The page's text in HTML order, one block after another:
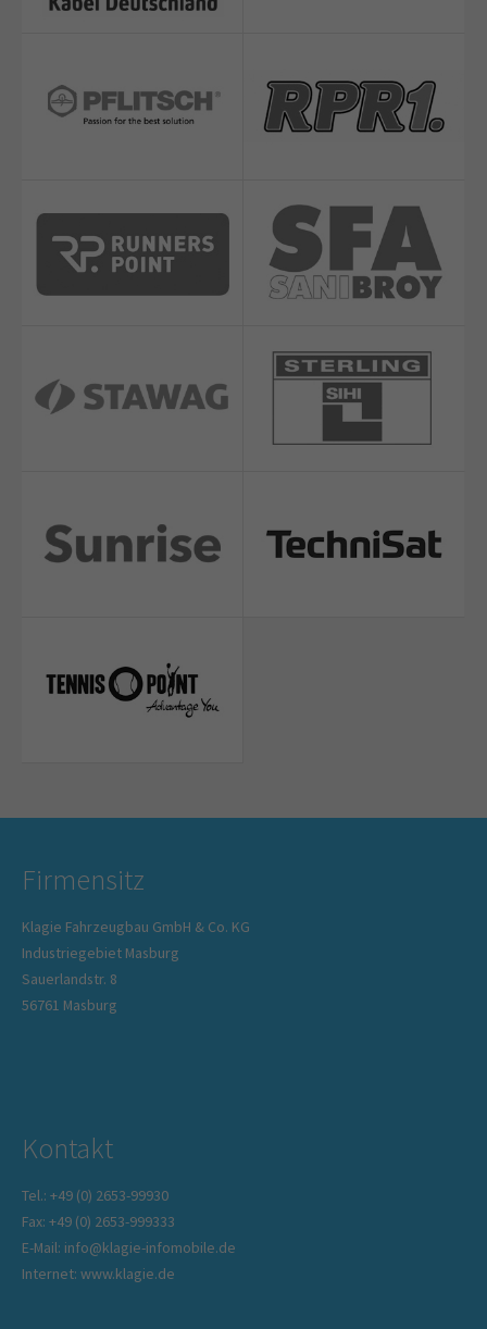
Firmensitz
Klagie Fahrzeugbau GmbH & Co. KG
Industriegebiet Masburg
Sauerlandstr. 8
56761 Masburg
Kontakt
Tel.: +49 (0) 2653-99930
Fax: +49 (0) 2653-999333
E-Mail: info@klagie-infomobile.de
Internet: www.klagie.de